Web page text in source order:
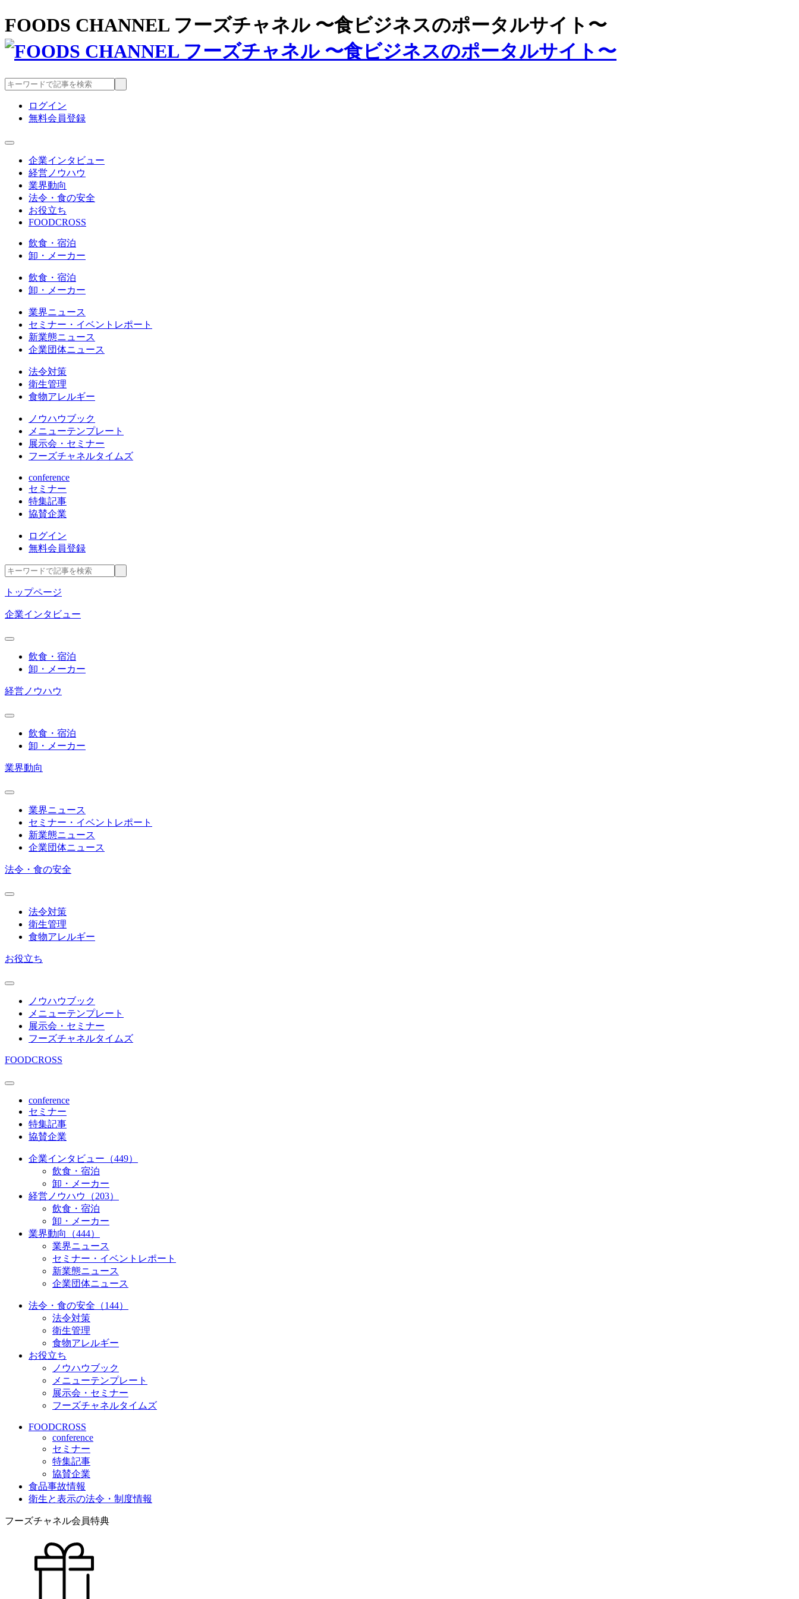
FOODS CHANNEL フーズチャネル 〜食ビジネスのポータルサイト〜
ログイン
無料会員登録
企業インタビュー
経営ノウハウ
業界動向
法令・食の安全
お役立ち
FOODCROSS
飲食・宿泊
卸・メーカー
飲食・宿泊
卸・メーカー
業界ニュース
セミナー・イベントレポート
新業態ニュース
企業団体ニュース
法令対策
衛生管理
食物アレルギー
ノウハウブック
メニューテンプレート
展示会・セミナー
フーズチャネルタイムズ
conference
セミナー
特集記事
協賛企業
ログイン
無料会員登録
トップページ
企業インタビュー
飲食・宿泊
卸・メーカー
経営ノウハウ
飲食・宿泊
卸・メーカー
業界動向
業界ニュース
セミナー・イベントレポート
新業態ニュース
企業団体ニュース
法令・食の安全
法令対策
衛生管理
食物アレルギー
お役立ち
ノウハウブック
メニューテンプレート
展示会・セミナー
フーズチャネルタイムズ
FOODCROSS
conference
セミナー
特集記事
協賛企業
企業インタビュー（449）
飲食・宿泊
卸・メーカー
経営ノウハウ（203）
飲食・宿泊
卸・メーカー
業界動向（444）
業界ニュース
セミナー・イベントレポート
新業態ニュース
企業団体ニュース
法令・食の安全（144）
法令対策
衛生管理
食物アレルギー
お役立ち
ノウハウブック
メニューテンプレート
展示会・セミナー
フーズチャネルタイムズ
FOODCROSS
conference
セミナー
特集記事
協賛企業
食品事故情報
衛生と表示の法令・制度情報
フーズチャネル会員特典